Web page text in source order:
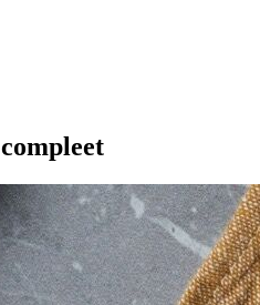
compleet